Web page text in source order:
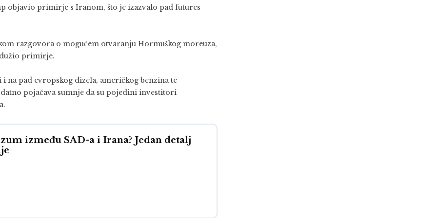
objavio primirje s Iranom, što je izazvalo pad futures
razgovora o mogućem otvaranju Hormuškog moreuza,
primirje.
na pad evropskog dizela, američkog benzina te
pojačava sumnje da su pojedini investitori
između SAD-a i Irana? Jedan detalj